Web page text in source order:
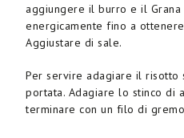
aggiungere il burro e il Grana
energicamente fino a
Aggiustare di sale.
Per servire adagiare il risotto
portata. Adagiare lo stinco di
terminare con un filo di